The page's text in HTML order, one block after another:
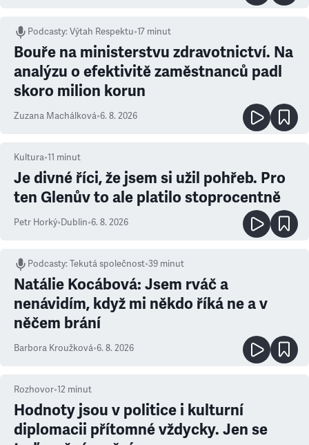
Podcasty:Výtah Respektu•17 minut
Bouře na ministerstvu zdravotnictví. Na
analýzu o efektivitě zaměstnanců padl
skoro milion korun
Zuzana Machálková•6. 8. 2026
Kultura•11 minut
Je divné říci, že jsem si užil pohřeb. Pro
ten Glenův to ale platilo stoprocentně
Petr Horký•Dublin•6. 8. 2026
Podcasty:Tekutá společnost•39 minut
Natálie Kocábová: Jsem rváč a
nenávidím, když mi někdo říká ne a v
něčem brání
Barbora Kroužková•6. 8. 2026
Rozhovor•12 minut
Hodnoty jsou v politice i kulturní
diplomacii přítomné vždycky. Jen se